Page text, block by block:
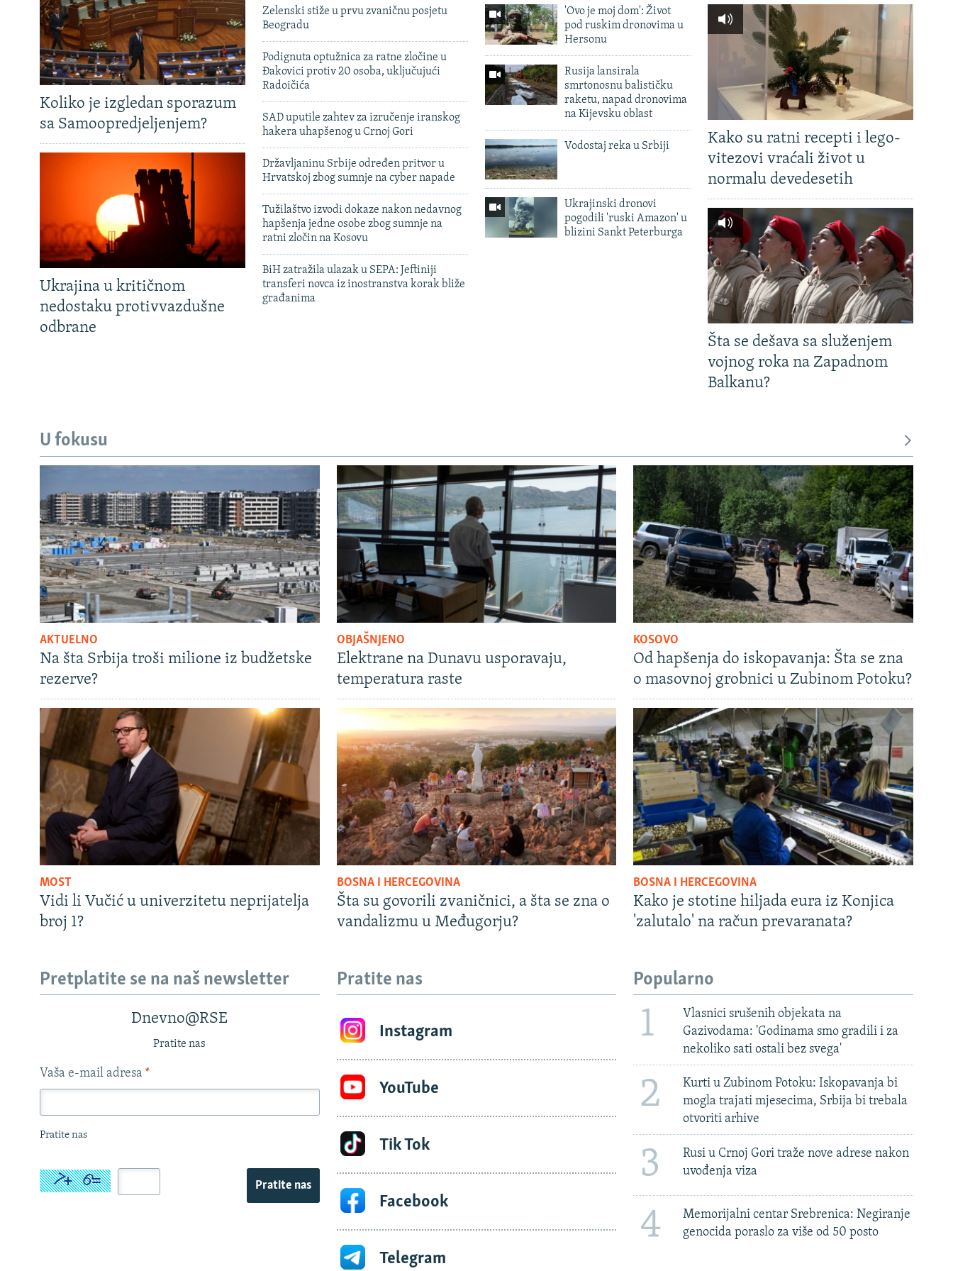
Koliko je izgledan sporazum
sa Samoopredjeljenjem?
Ukrajina u kritičnom
nedostaku protivvazdušne
odbrane
Zelenski stiže u prvu zvaničnu posjetu
Beogradu
Podignuta optužnica za ratne zločine u
Đakovici protiv 20 osoba, uključujući
Radoičića
SAD uputile zahtev za izručenje iranskog
hakera uhapšenog u Crnoj Gori
Državljaninu Srbije određen pritvor u
Hrvatskoj zbog sumnje na cyber napade
Tužilaštvo izvodi dokaze nakon nedavnog
hapšenja jedne osobe zbog sumnje na
ratni zločin na Kosovu
BiH zatražila ulazak u SEPA: Jeftiniji
transferi novca iz inostranstva korak bliže
građanima
'Ovo je moj dom': Život
pod ruskim dronovima u
Hersonu
Rusija lansirala
smrtonosnu balističku
raketu, napad dronovima
na Kijevsku oblast
Vodostaj reka u Srbiji
Ukrajinski dronovi
pogodili 'ruski Amazon' u
blizini Sankt Peterburga
Kako su ratni recepti i lego-
vitezovi vraćali život u
normalu devedesetih
Šta se dešava sa služenjem
vojnog roka na Zapadnom
Balkanu?
U fokusu
AKTUELNO
Na šta Srbija troši milione iz budžetske
rezerve?
OBJAŠNJENO
Elektrane na Dunavu usporavaju,
temperatura raste
KOSOVO
Od hapšenja do iskopavanja: Šta se zna
o masovnoj grobnici u Zubinom Potoku?
MOST
Vidi li Vučić u univerzitetu neprijatelja
broj 1?
BOSNA I HERCEGOVINA
Šta su govorili zvaničnici, a šta se zna o
vandalizmu u Međugorju?
BOSNA I HERCEGOVINA
Kako je stotine hiljada eura iz Konjica
'zalutalo' na račun prevaranata?
Pretplatite se na naš newsletter
Dnevno@RSE
Pratite nas
Vaša e-mail adresa *
Pratite nas
Pratite nas
Pratite nas
Instagram
YouTube
Tik Tok
Facebook
Telegram
Popularno
1
Vlasnici srušenih objekata na
Gazivodama: 'Godinama smo gradili i za
nekoliko sati ostali bez svega'
2
Kurti u Zubinom Potoku: Iskopavanja bi
mogla trajati mjesecima, Srbija bi trebala
otvoriti arhive
3
Rusi u Crnoj Gori traže nove adrese nakon
uvođenja viza
4
Memorijalni centar Srebrenica: Negiranje
genocida poraslo za više od 50 posto